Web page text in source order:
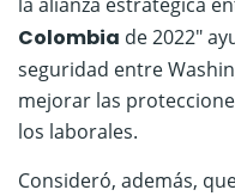
la alianza estratégica
Colombia de 2022″
seguridad entre
mejorar las
los laborales.
Consideró, además,